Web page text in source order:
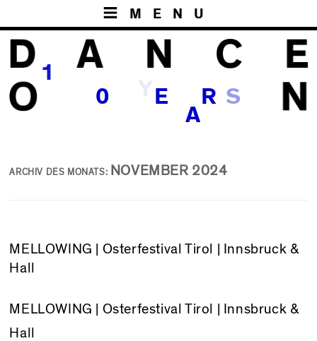
MENU
1
0 E
A
R
ARCHIV DES MONATS: NOVEMBER 2024
MELLOWING | Osterfestival Tirol | Innsbruck &
Hall
MELLOWING | Osterfestival Tirol | Innsbruck &
Hall